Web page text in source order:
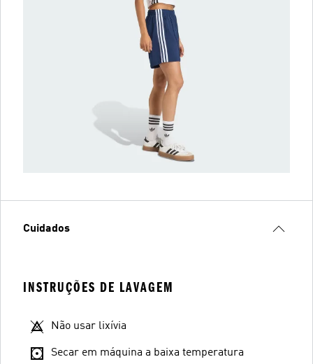
Cuidados
INSTRUÇÕES DE LAVAGEM
Não usar lixívia
Secar em máquina a baixa temperatura